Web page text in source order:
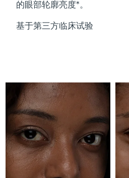
的眼部轮廓亮度*。
基于第三方临床试验
PEACH™
ESPADA™
ESPADA™ 设
All acne
眼部护理设备
All revitalizing eye
Diamond
KIWI™ 皮肤护
Advanced pore
2-in-1 LED scalp
LUNA™ Dual-
Serum
For healthy hair
NEW
issa™ Teeth
18% PAP
护肤品
马恩岛
以色列
意大利
日本